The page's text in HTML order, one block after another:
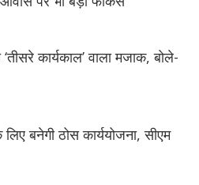
कार्यकाल’ वाला मजाक, बोले-
बनेगी ठोस कार्ययोजना, सीएम